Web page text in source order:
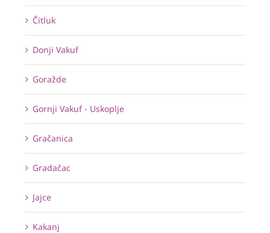
Čitluk
Donji Vakuf
Goražde
Gornji Vakuf - Uskoplje
Gračanica
Gradačac
Jajce
Kakanj